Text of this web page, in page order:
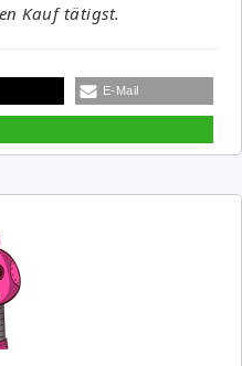
Kauf tätigst.
E-Mail